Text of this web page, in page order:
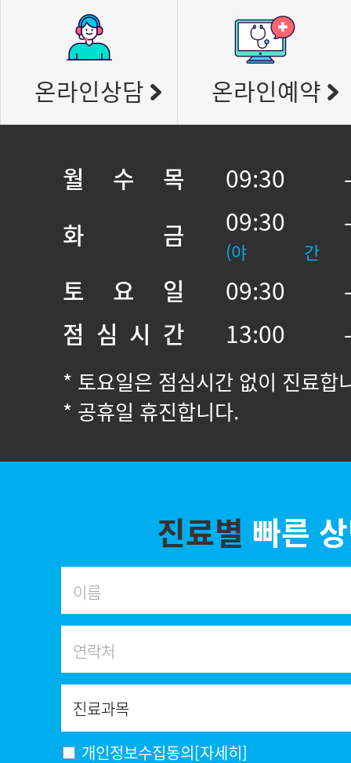
온라인상담 온라인예약
월 수 목
09:30
화 금
09:30
(야 간
토 요 일
09:30
점 심 시 간
13:00
* 토요일은 점심시간 없이 진료합
* 공휴일 휴진합니다.
진료별 빠른
개인정보수집동의[자세히]